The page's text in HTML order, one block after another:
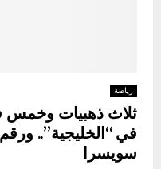
رياضة
ثلاث ذهبيات وخمس
في “الخليجية”..
سويسرا